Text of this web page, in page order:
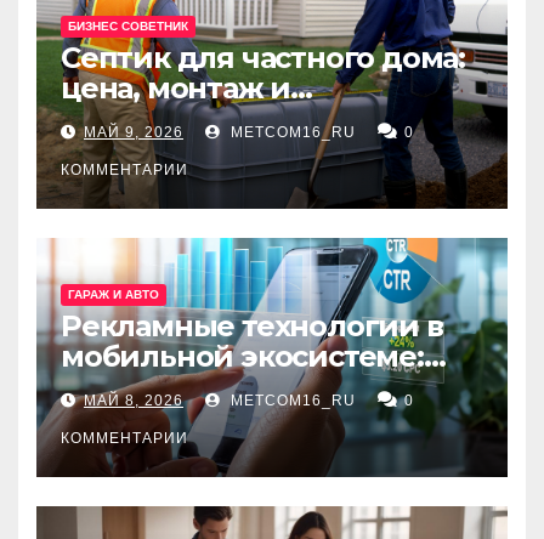
БИЗНЕС СОВЕТНИК
Септик для частного дома:
цена, монтаж и
организация автономной
канализации
МАЙ 9, 2026 METCOM16_RU 0
КОММЕНТАРИИ
ГАРАЖ И АВТО
Рекламные технологии в
мобильной экосистеме:
ключевые сервисы и
принципы работы
МАЙ 8, 2026 METCOM16_RU 0
КОММЕНТАРИИ